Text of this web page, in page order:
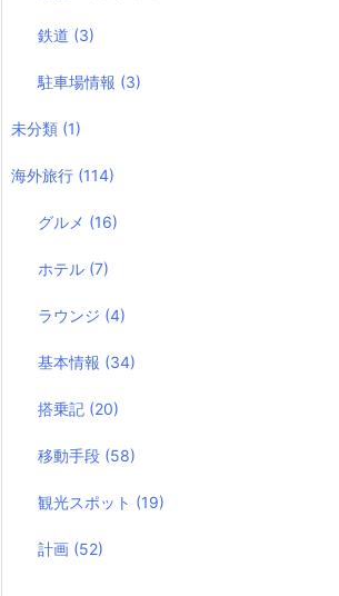
鉄道 (3)
駐車場情報 (3)
未分類 (1)
海外旅行 (114)
グルメ (16)
ホテル (7)
ラウンジ (4)
基本情報 (34)
搭乗記 (20)
移動手段 (58)
観光スポット (19)
計画 (52)